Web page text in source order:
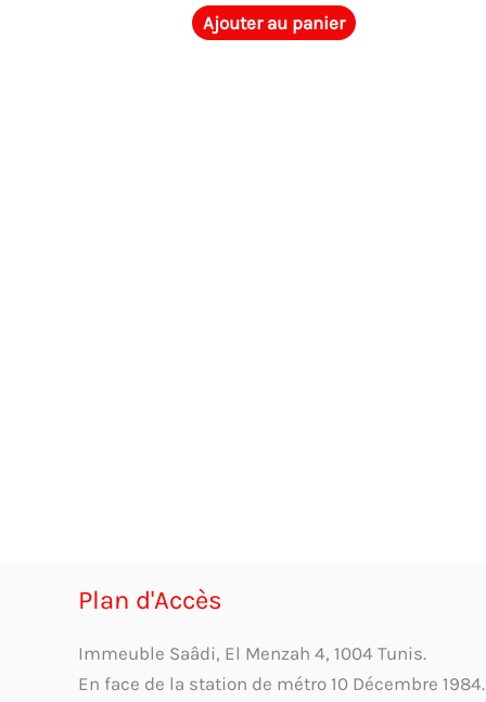
Ajouter au panier
Plan d'Accès
Immeuble Saâdi, El Menzah 4, 1004 Tunis.
En face de la station de métro 10 Décembre 1984.